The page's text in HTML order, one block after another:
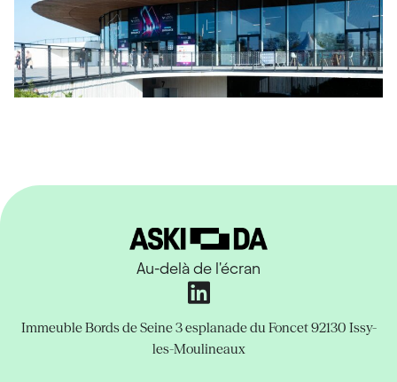
Au-delà de l'écran
Immeuble Bords de Seine3 esplanade du Foncet92130 Issy-
les-Moulineaux